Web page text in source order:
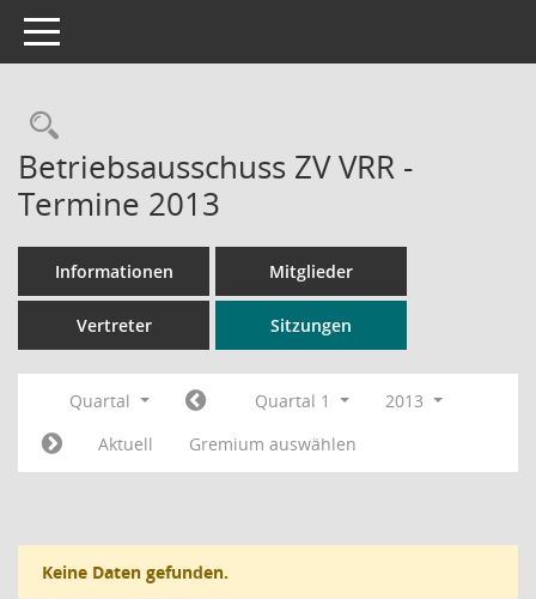
Toggle navigation
Rechercheauswahl
Betriebsausschuss ZV VRR -
Termine 2013
Informationen Mitglieder
Vertreter Sitzungen
Quartal Quartal 1
2013
Aktuell
Gremium auswählen
Keine Daten gefunden.